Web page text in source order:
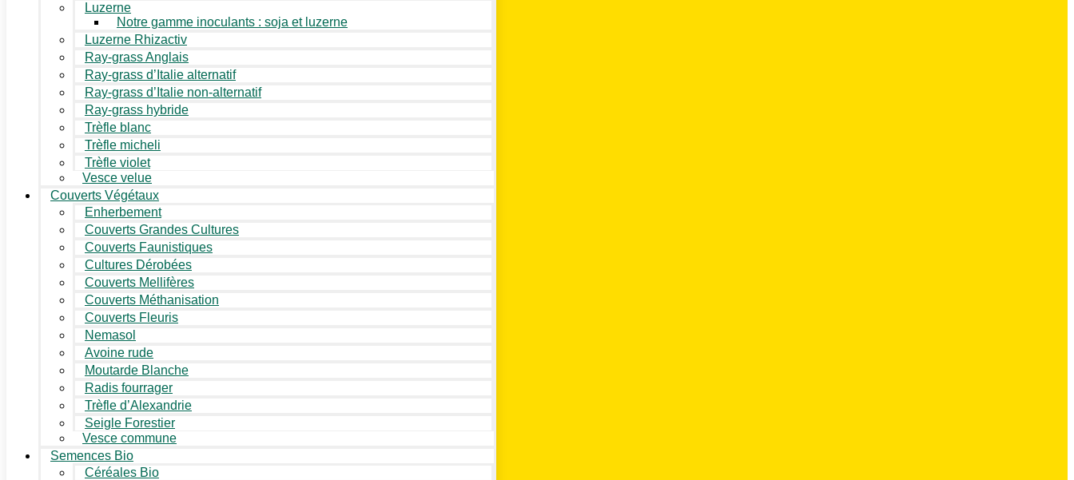
Luzerne
Notre gamme inoculants : soja et luzerne
Luzerne Rhizactiv
Ray-grass Anglais
Ray-grass d’Italie alternatif
Ray-grass d’Italie non-alternatif
Ray-grass hybride
Trèfle blanc
Trèfle micheli
Trèfle violet
Vesce velue
Couverts Végétaux
Enherbement
Couverts Grandes Cultures
Couverts Faunistiques
Cultures Dérobées
Couverts Mellifères
Couverts Méthanisation
Couverts Fleuris
Nemasol
Avoine rude
Moutarde Blanche
Radis fourrager
Trèfle d’Alexandrie
Seigle Forestier
Vesce commune
Semences Bio
Céréales Bio